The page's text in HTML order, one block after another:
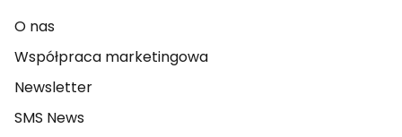
O nas
Współpraca marketingowa
Newsletter
SMS News